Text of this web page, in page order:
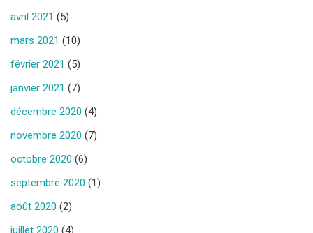
avril 2021 (5)
mars 2021 (10)
février 2021 (5)
janvier 2021 (7)
décembre 2020 (4)
novembre 2020 (7)
octobre 2020 (6)
septembre 2020 (1)
août 2020 (2)
juillet 2020 (4)